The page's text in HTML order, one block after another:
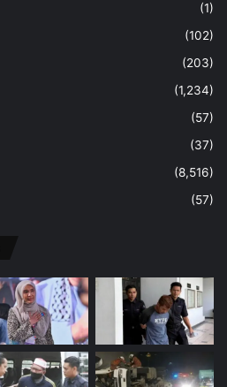
(1)
(102)
(203)
(1,234)
(57)
(37)
(8,516)
(57)